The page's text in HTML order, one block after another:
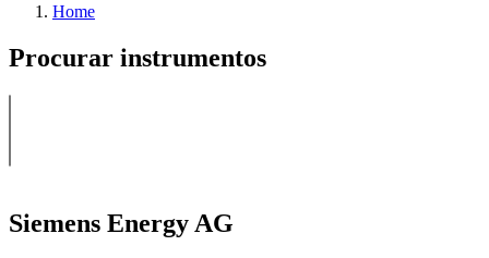
Home
Procurar instrumentos
Siemens Energy AG